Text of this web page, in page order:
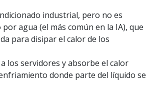
industrial, pero no es
agua (el más común en la IA), que
para disipar el calor de los
los servidores y absorbe el calor
donde parte del líquido se